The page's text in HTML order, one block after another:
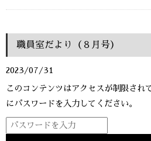
職員室だより（８月号）
2023/07/31
このコンテンツはアクセスが制限され
にパスワードを入力してください。